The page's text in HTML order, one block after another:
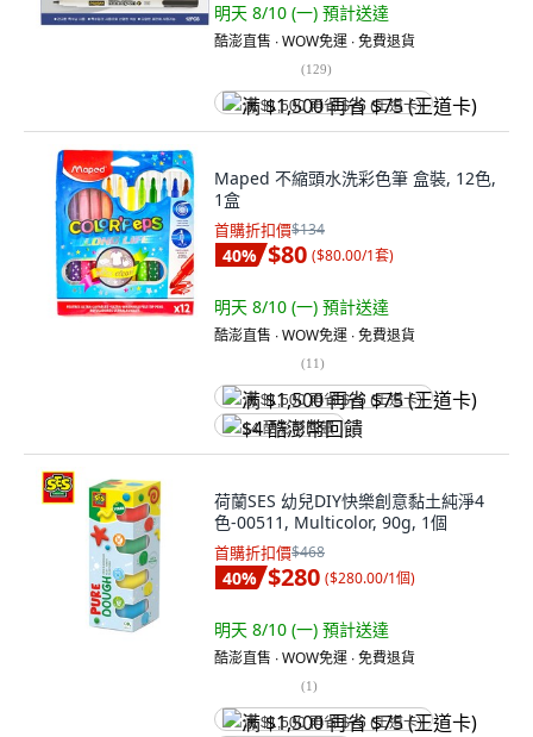
明天 8/10 (一) 預計送達
酷澎直售 ∙ WOW免運 ∙ 免費退貨
(129)
满 $1,500 再省 $75 (王道卡)
Maped 不縮頭水洗彩色筆 盒裝, 12色,
1盒
首購折扣價$134
40% $80 ($80.00/1套)
明天 8/10 (一) 預計送達
酷澎直售 ∙ WOW免運 ∙ 免費退貨
(11)
满 $1,500 再省 $75 (王道卡)
$4 酷澎幣回饋
荷蘭SES 幼兒DIY快樂創意黏土純淨4
色-00511, Multicolor, 90g, 1個
首購折扣價$468
40% $280 ($280.00/1個)
明天 8/10 (一) 預計送達
酷澎直售 ∙ WOW免運 ∙ 免費退貨
(1)
满 $1,500 再省 $75 (王道卡)